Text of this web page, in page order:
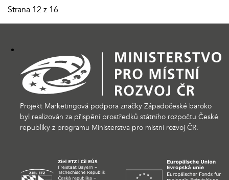
Strana 12 z 16
Projekt Marketingová podpora značky Západočeské baroko
byl realizován za přispění prostředků státního rozpočtu České
republiky z programu Ministerstva pro místní rozvoj ČR.